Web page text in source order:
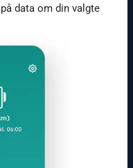
data om din valgte